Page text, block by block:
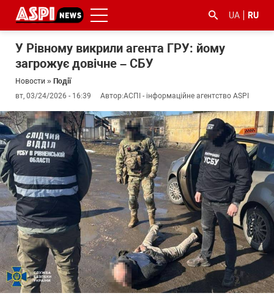
UA RU
У Рівному викрили агента ГРУ: йому
загрожує довічне – СБУ
Новости » Події
вт, 03/24/2026 - 16:39
Автор:АСПІ - інформаційне агентство ASPI
#ООС
#боротьба
з
корупцією
#гфс #Киев #коронавірус